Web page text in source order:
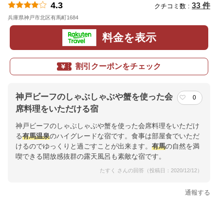
4.3 クチコミ数 : 33 件
兵庫県神戸市北区有馬町1684
料金を表示
割引クーポンをチェック
神戸ビーフのしゃぶしゃぶや蟹を使った会
席料理をいただける宿
0
神戸ビーフのしゃぶしゃぶや蟹を使った会席料理をいただけ
る有馬温泉のハイグレードな宿です。食事は部屋食でいただ
けるのでゆっくりと過ごすことが出来ます。 有馬の自然を満
喫できる開放感抜群の露天風呂も素敵な宿です。
たすく さんの回答（投稿日：2020/12/12）
通報する